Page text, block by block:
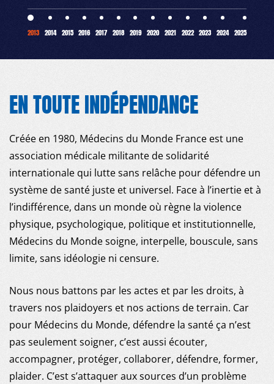
2013 2014 2015 2016 2017 2018 2019 2020 2021 2022 2023 2024 2025
EN TOUTE INDÉPENDANCE
Créée en 1980, Médecins du Monde France est une
association médicale militante de solidarité
internationale qui lutte sans relâche pour défendre un
système de santé juste et universel. Face à l’inertie et à
l’indifférence, dans un monde où règne la violence
physique, psychologique, politique et institutionnelle,
Médecins du Monde soigne, interpelle, bouscule, sans
limite, sans idéologie ni censure.
Nous nous battons par les actes et par les droits, à
travers nos plaidoyers et nos actions de terrain. Car
pour Médecins du Monde, défendre la santé ça n’est
pas seulement soigner, c’est aussi écouter,
accompagner, protéger, collaborer, défendre, former,
plaider. C’est s’attaquer aux sources d’un problème